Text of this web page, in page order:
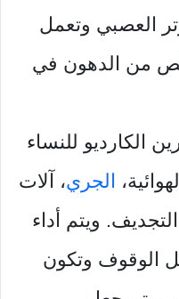
العصبي وتعمل
من الدهون في
الكارديو للنساء
الجري، آلات
ويتم أداء
الوقوف وتكون